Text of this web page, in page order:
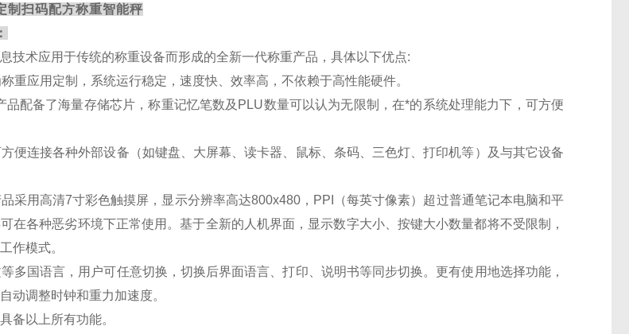
制扫码配方称重智能秤
技术应用于传统的称重设备而形成的全新一代称重产品，具体以下优点:
重应用定制，系统运行稳定，速度快、效率高，不依赖于高性能硬件。
品配备了海量存储芯片，称重记忆笔数及PLU数量可以认为无限制，在*的系统处理能力下，可方便
便连接各种外部设备（如键盘、大屏幕、读卡器、鼠标、条码、三色灯、打印机等）及与其它设备
采用高清7寸彩色触摸屏，显示分辨率高达800x480， PPI（每英寸像素）超过普通笔记本电脑和平
在各种恶劣环境下正常使用。基于全新的人机界面，显示数字大小、按键大小数量都将不受限制，
作模式。
多国语言，用户可任意切换，切换后界面语言、打印、说明书等同步切换。更有使用地选择功能，
动调整时钟和重力加速度。
备以上所有功能。